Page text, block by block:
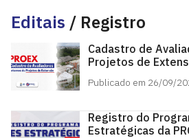
Editais / Registro
Cadastro de
Projetos de
Publicado em 26/09/
Registro do
Estratégicas da